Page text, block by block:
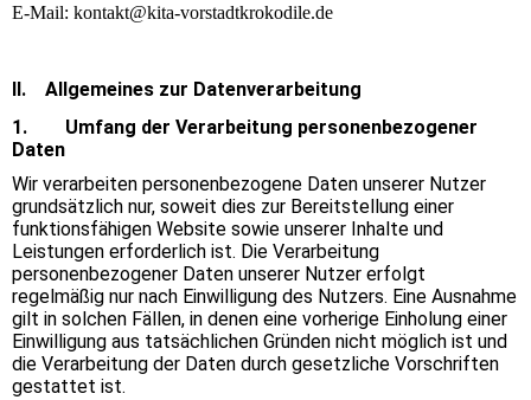
E-Mail: kontakt@kita-vorstadtkrokodile.de
II. Allgemeines zur Datenverarbeitung
1. Umfang der Verarbeitung personenbezogener
Daten
Wir verarbeiten personenbezogene Daten unserer Nutzer
grundsätzlich nur, soweit dies zur Bereitstellung einer
funktionsfähigen Website sowie unserer Inhalte und
Leistungen erforderlich ist. Die Verarbeitung
personenbezogener Daten unserer Nutzer erfolgt
regelmäßig nur nach Einwilligung des Nutzers. Eine Ausnahme
gilt in solchen Fällen, in denen eine vorherige Einholung einer
Einwilligung aus tatsächlichen Gründen nicht möglich ist und
die Verarbeitung der Daten durch gesetzliche Vorschriften
gestattet ist.